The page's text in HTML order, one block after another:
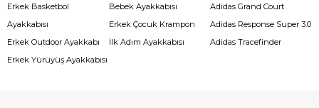
Erkek Basketbol
Ayakkabısı
Erkek Outdoor Ayakkabı
Erkek Yürüyüş Ayakkabısı
Bebek Ayakkabısı
Erkek Çocuk Krampon
İlk Adım Ayakkabısı
Adidas Grand Court
Adidas Response Super 3.0
Adidas Tracefinder